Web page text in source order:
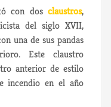
con dosclaustros,
del siglo XVII,
una de sus pandas
Este claustro
anterior de estilo
incendio en el año